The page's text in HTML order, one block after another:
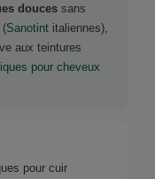
douces sans
(Sanotint italiennes),
aux teintures
pour cheveux
pour cuir